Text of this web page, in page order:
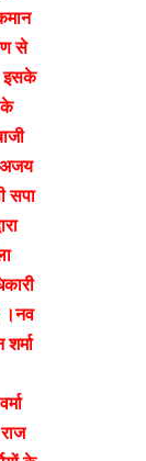
से
इसके
के
अजय
सपा
।नव